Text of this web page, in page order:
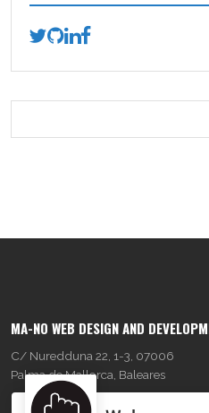
MA-NO WEB DESIGN AND
C/ Nuredduna 22, 1-3, 07006
Palma de Mallorca, Baleares